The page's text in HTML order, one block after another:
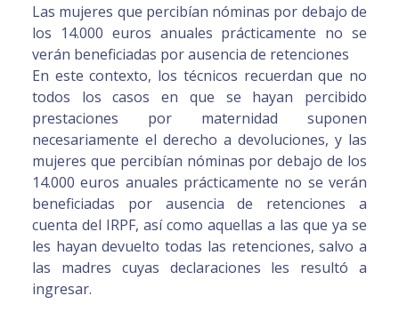
Las mujeres que percibían nóminas por debajo de
los 14.000 euros anuales prácticamente no se
verán beneficiadas por ausencia de retenciones
En este contexto, los técnicos recuerdan que no
todos los casos en que se hayan percibido
prestaciones por maternidad suponen
necesariamente el derecho a devoluciones, y las
mujeres que percibían nóminas por debajo de los
14.000 euros anuales prácticamente no se verán
beneficiadas por ausencia de retenciones a
cuenta del IRPF, así como aquellas a las que ya se
les hayan devuelto todas las retenciones, salvo a
las madres cuyas declaraciones les resultó a
ingresar.